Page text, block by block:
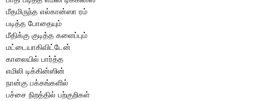
மீதமிருந்த எல்கான்ஸா ரம்
படித்த போதையும்
மீதிக்கு குடித்த களைப்பும்
மட்டையாகிவிட்டேன்
காலையில் பார்த்த
எமிலி டிக்கின்ஸின்
நான்கு பக்கங்களில்
பச்சை நிறத்தில் பற்குறிகள்